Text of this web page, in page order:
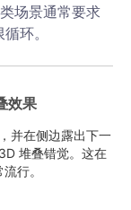
场景通常要求
环。
效果
并在侧边露出下一
堆叠错觉。这在
行。